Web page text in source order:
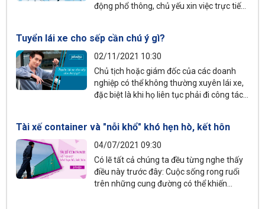
động phổ thông, chủ yếu xin việc trực tiếp
biến. Việc chuẩn bị CV ứng tuyển là yêu
cầu bắt buộc và bản thân ứng viên phải
biết cách viết CV xin việc lái xe, tài xế đúng
chuẩn.
Tuyển lái xe cho sếp cần chú ý gì?
02/11/2021 10:30
Chủ tịch hoặc giám đốc của các doanh
nghiệp có thể không thường xuyên lái xe,
đặc biệt là khi họ liên tục phải đi công tác,
riêng cho sếp. Vậy tuyển lái xe cho sếp cần
chú ý gì?
Tài xế container và "nỗi khổ" khó hẹn hò, kết hôn
04/07/2021 09:30
Có lẽ tất cả chúng ta đều từng nghe thấy
điều này trước đây: Cuộc sống rong ruổi
trên những cung đường có thể khiến